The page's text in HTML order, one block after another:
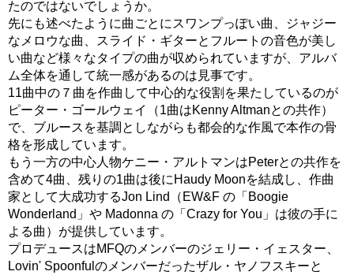
たのではないでしょうか。
先にも述べたように曲ごとにスワンプっぽい曲、ジャジー
なメロウな曲、スライド・ギターとフルートの音色が美し
い曲など様々なタイプの曲が収められていますが、アルバ
ム全体を通して統一感があるのは見事です。
11曲中の７曲を作曲して中心的な役割を果たしているのが
ピーター・ゴールウェイ（1曲はKenny Altmanとの共作）
で、ブルースを基調としながらも都会的な作風で本作の骨
格を形成しています。
もう一方の中心人物ケニー・アルトマンはPeterとの共作を
含めて4曲、残りの1曲は後にHaudy Moonを結成し、作曲
家として大成功するJon Lind（EW&F の「Boogie
Wonderland」や Madonna の「Crazy for You」は彼の手に
よる曲）が提供しています。
プロデュースはMFQのメンバーのジェリー・イェスター、
Lovin' Spoonfulのメンバーだったザル・ヤノフスキーと